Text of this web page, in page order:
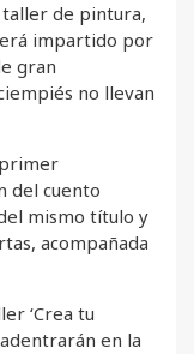
de pintura,
impartido por
gran
no llevan
del cuento
mismo título y
acompañada
‘Crea tu
en la